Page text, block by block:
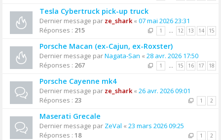
Tesla Cybertruck pick-up truck
Dernier message par ze_shark« 07 mai 2026 23:31
Réponses : 215 1 … 12 13 14 15
Porsche Macan (ex-Cajun, ex-Roxster)
Dernier message parNagata-San « 28 avr. 2026 17:50
Réponses : 267 1 … 15 16 17 18
Porsche Cayenne mk4
Dernier message par ze_shark« 26 avr. 2026 09:01
Réponses : 23 1 2
Maserati Grecale
Dernier message par ZeVal « 23 mars 2026 09:25
Réponses : 18 1 2